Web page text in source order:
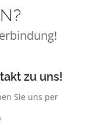
zu uns!
Sie uns per